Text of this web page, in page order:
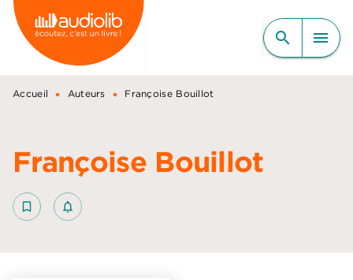
MENU RECHERCHE
CONTENU
PIED DE PAGE
search menu
Accueil • Auteurs • Françoise Bouillot
Françoise Bouillot
bookmark_border notifications_none_outlined